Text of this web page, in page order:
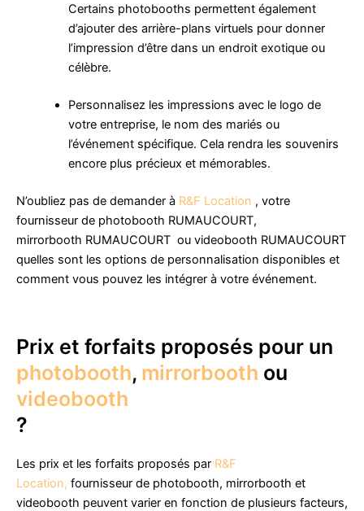
Certains photobooths permettent également
d’ajouter des arrière-plans virtuels pour donner
l’impression d’être dans un endroit exotique ou
célèbre.
Personnalisez les impressions avec le logo de
votre entreprise, le nom des mariés ou
l’événement spécifique. Cela rendra les souvenirs
encore plus précieux et mémorables.
N’oubliez pas de demander à R&F Location , votre
fournisseur de photobooth RUMAUCOURT,
mirrorbooth RUMAUCOURT ou videobooth RUMAUCOURT
quelles sont les options de personnalisation disponibles et
comment vous pouvez les intégrer à votre événement.
Prix et forfaits proposés pour un
photobooth, mirrorbooth ou
videobooth
?
Les prix et les forfaits proposés par R&F
Location, fournisseur de photobooth, mirrorbooth et
videobooth peuvent varier en fonction de plusieurs facteurs,